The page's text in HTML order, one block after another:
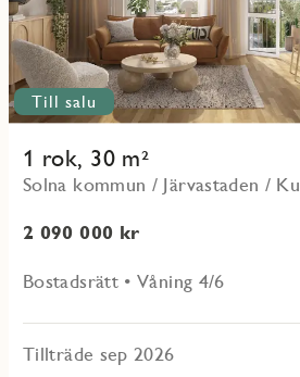
Till salu
1 rok, 30 m²
Solna kommun / Järvastaden /
2 090 000 kr
Bostadsrätt • Våning 4/6
Tillträde sep 2026